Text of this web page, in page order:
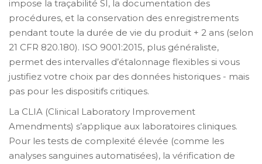
impose la traçabilité SI, la documentation des
procédures, et la conservation des enregistrements
pendant toute la durée de vie du produit + 2 ans (selon
21 CFR 820.180). ISO 9001:2015, plus généraliste,
permet des intervalles d’étalonnage flexibles si vous
justifiez votre choix par des données historiques - mais
pas pour les dispositifs critiques.
La CLIA (Clinical Laboratory Improvement
Amendments) s’applique aux laboratoires cliniques.
Pour les tests de complexité élevée (comme les
analyses sanguines automatisées), la vérification de